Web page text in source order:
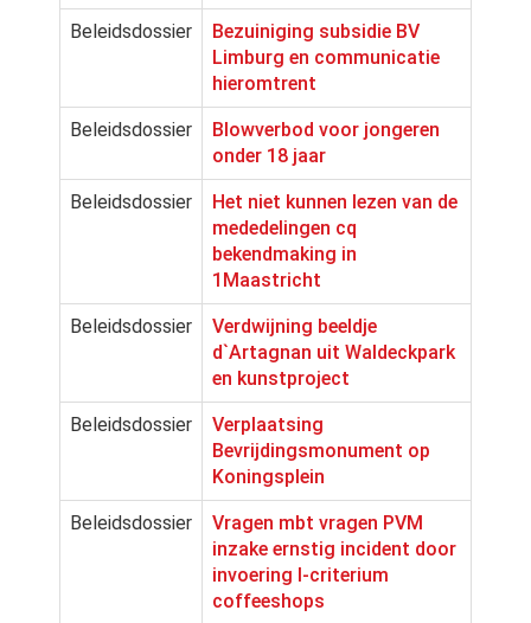
Beleidsdossier
Bezuiniging subsidie BV
Limburg en communicatie
hieromtrent
Beleidsdossier
Blowverbod voor jongeren
onder 18 jaar
Beleidsdossier
Het niet kunnen lezen van de
mededelingen cq
bekendmaking in
1Maastricht
Beleidsdossier
Verdwijning beeldje
d`Artagnan uit Waldeckpark
en kunstproject
Beleidsdossier
Verplaatsing
Bevrijdingsmonument op
Koningsplein
Beleidsdossier
Vragen mbt vragen PVM
inzake ernstig incident door
invoering I-criterium
coffeeshops